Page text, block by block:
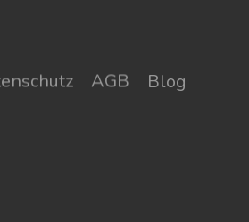
AGB
Blog